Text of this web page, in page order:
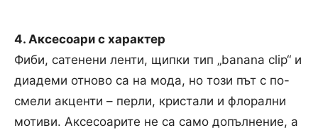
4. Аксесоари с характер
Фиби, сатенени ленти, щипки тип „banana clip“ и
диадеми отново са на мода, но този път с по-
смели акценти – перли, кристали и флорални
мотиви. Аксесоарите не са само допълнение, а